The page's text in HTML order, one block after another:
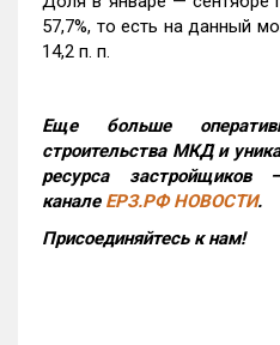
57,7%, то есть на данный
14,2 п. п.
Еще больше
строительства МКД и
ресурса
канале ЕРЗ.РФ НОВОСТИ.
Присоединяйтесь к нам!